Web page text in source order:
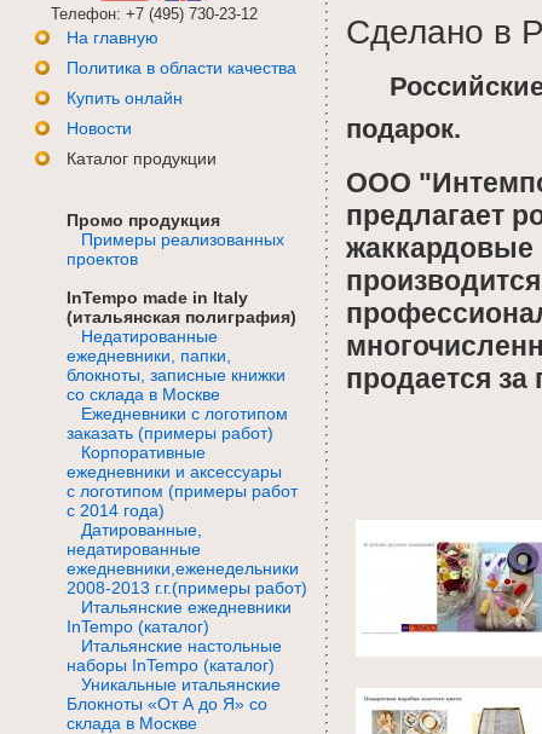
Телефон: +7 (495) 730-23-12
На главную
Политика в области качества
Купить онлайн
Новости
Каталог продукции
Промо продукция
Примеры реализованных
проектов
InTempo made in Italy
(итальянская полиграфия)
Недатированные
ежедневники, папки,
блокноты, записные книжки
со склада в Москве
Ежедневники с логотипом
заказать (примеры работ)
Корпоративные
ежедневники и аксессуары
с логотипом (примеры работ
с 2014 года)
Датированные,
недатированные
ежедневники,еженедельники
2008-2013 г.г.(примеры работ)
Итальянские ежедневники
InTempo (каталог)
Итальянские настольные
наборы InTempo (каталог)
Уникальные итальянские
Блокноты «От А до Я» со
склада в Москве
Сделано в
подарок.
ООО
предлагает
жаккардовые
продается за